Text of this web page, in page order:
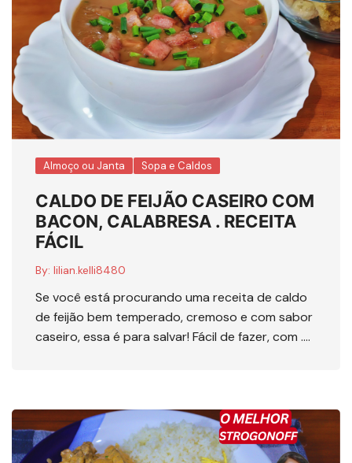
Almoço ou Janta Sopa e Caldos
CALDO DE FEIJÃO CASEIRO COM
BACON, CALABRESA . RECEITA
FÁCIL
By: lilian.kelli8480
Se você está procurando uma receita de caldo
de feijão bem temperado, cremoso e com sabor
caseiro, essa é para salvar! Fácil de fazer, com ….